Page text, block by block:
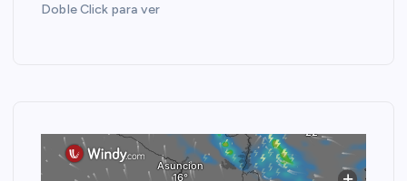
Doble Click para ver